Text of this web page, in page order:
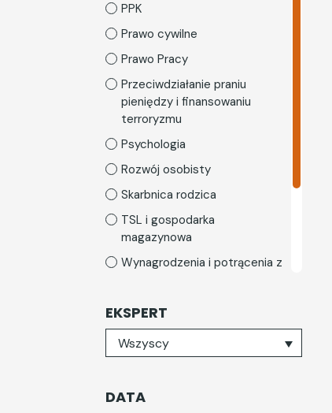
PPK
Prawo cywilne
Prawo Pracy
Przeciwdziałanie praniu
pieniędzy i finansowaniu
terroryzmu
Psychologia
Rozwój osobisty
Skarbnica rodzica
TSL i gospodarka
magazynowa
Wynagrodzenia i potrącenia z
Zatrudnianie cudzoziemców
ZFŚS
ZUS
EKSPERT
Wybierz eksperta
Wszyscy
DATA